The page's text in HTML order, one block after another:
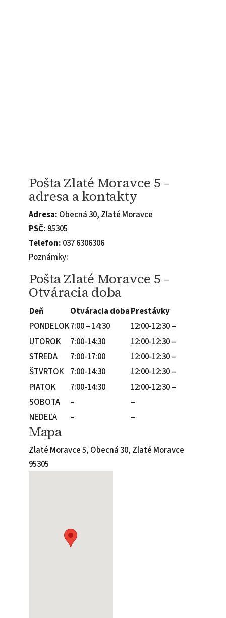
Pošta Zlaté Moravce 5 –
adresa a kontakty
Adresa: Obecná 30, Zlaté Moravce
PSČ: 95305
Telefon: 037 6306306
Poznámky:
Pošta Zlaté Moravce 5 –
Otváracia doba
Deň Otváracia dobaPrestávky
PONDELOK7:00 – 14:30
12:00-12:30 –
UTOROK
7:00-14:30
12:00-12:30 –
STREDA
7:00-17:00
12:00-12:30 –
ŠTVRTOK 7:00-14:30
12:00-12:30 –
PIATOK
7:00-14:30
12:00-12:30 –
SOBOTA
–
–
NEDEĽA
– –
Mapa
Zlaté Moravce 5, Obecná 30, Zlaté Moravce
95305